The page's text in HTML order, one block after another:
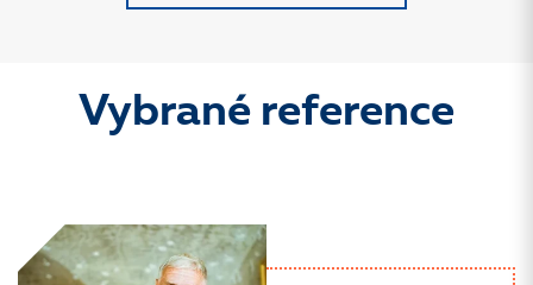
Vybrané reference